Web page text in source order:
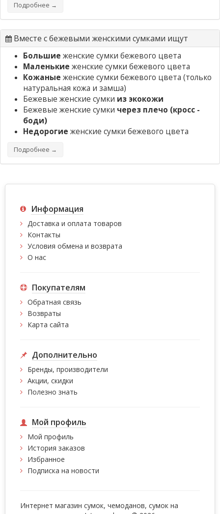
Подробнее →
Вместе с бежевыми женскими сумками ищут
Большие женские сумки бежевого цвета
Маленькие женские сумки бежевого цвета
Кожаные женские сумки бежевого цвета (только
натуральная кожа и замша)
Бежевые женские сумки из экокожи
Бежевые женские сумки через плечо (кросс -
боди)
Недорогие женские сумки бежевого цвета
Подробнее →
Информация
Доставка и оплата товаров
Контакты
Условия обмена и возврата
О нас
Покупателям
Обратная связь
Возвраты
Карта сайта
Дополнительно
Бренды, производители
Акции, скидки
Полезно знать
Мой профиль
Мой профиль
История заказов
Избранное
Подписка на новости
Интернет магазин сумок, чемоданов, сумок на